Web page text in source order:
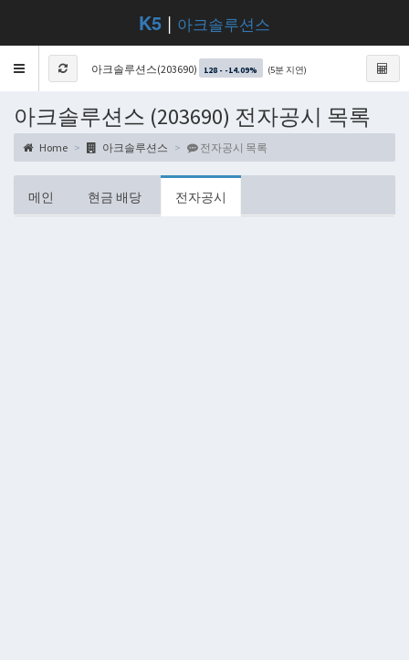
K5 | 아크솔루션스
Toggle
navigation
아크솔루션스(203690) 128 - -14.09% (5분 지연)
아크솔루션스 (203690) 전자공시 목록
Home 아크솔루션스 전자공시 목록
메인 현금 배당 전자공시